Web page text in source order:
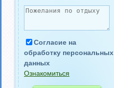
Согласие на
обработку персональных
данных
Ознакомиться